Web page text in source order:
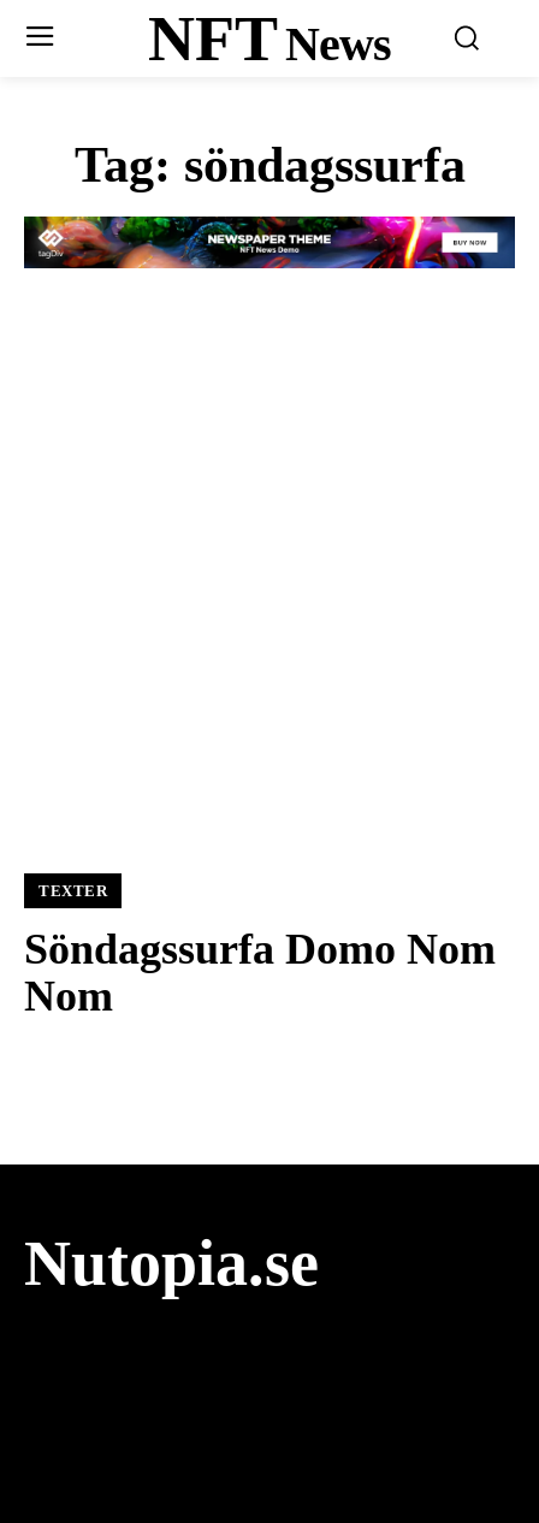
NFTNews
Tag: söndagssurfa
TEXTER
Söndagssurfa Domo Nom
Nom
Nutopia.se